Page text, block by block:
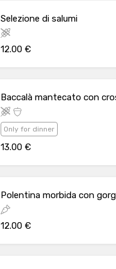
Selezione di salumi
12.00 €
Baccalà mantecato con
Only for dinner
13.00 €
Polentina morbida con
12.00 €